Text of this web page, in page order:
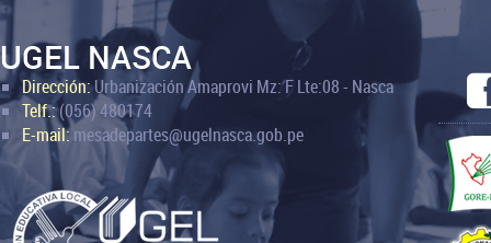
UGEL NASCA
Dirección:Urbanización Amaprovi Mz: F Lte:08 - Nasca
Telf.:(056) 480174
E-mail:mesadepartes@ugelnasca.gob.pe